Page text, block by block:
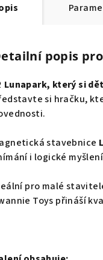
popis
Lunapark, který si
si hračku,
stavebnice
i logické
pro malé
Toys přináší